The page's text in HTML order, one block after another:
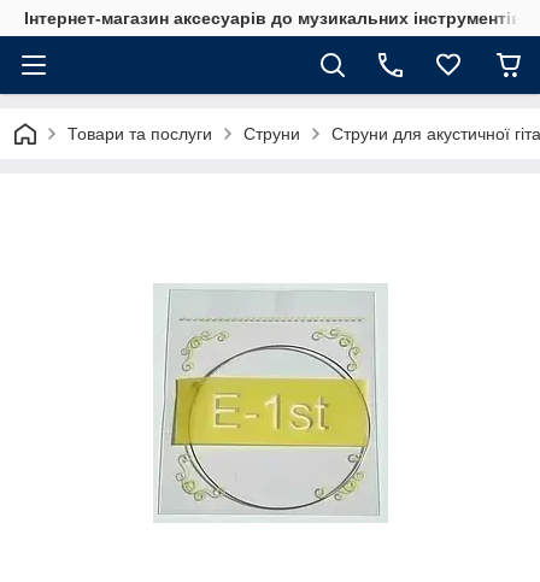
Інтернет-магазин аксесуарів до музикальних інструментів
Товари та послуги Струни Струни для акустичної